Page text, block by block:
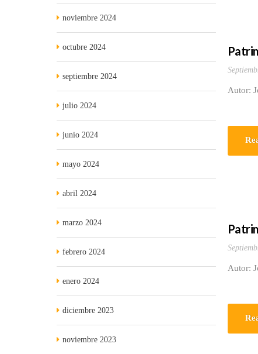
Autor:
Autor:
noviembre 2024
octubre 2024
septiembre 2024
julio 2024
junio 2024
mayo 2024
abril 2024
marzo 2024
febrero 2024
enero 2024
diciembre 2023
noviembre 2023